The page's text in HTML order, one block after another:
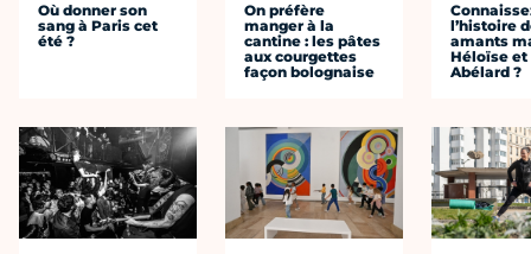
Où donner son
sang à Paris cet
été ?
On préfère
manger à la
cantine : les pâtes
aux courgettes
façon bolognaise
l’histoire
amants
Héloïse et
Abélard ?